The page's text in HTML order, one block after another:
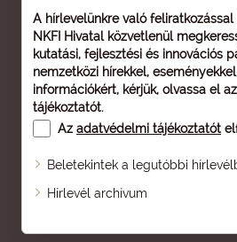
A hírlevelünkre való
NKFI Hivatal közvetlenül
kutatási, fejlesztési és innovációs
nemzetközi hírekkel,
információkért, kérjük, olvassa el az
tájékoztatót.
Az adatvédelmi tájékoztatót
Beletekintek a legutóbbi
Hírlevél archívum
Oldaltérkép